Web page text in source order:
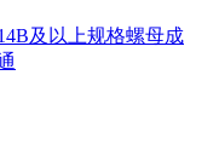
及以上规格螺母成